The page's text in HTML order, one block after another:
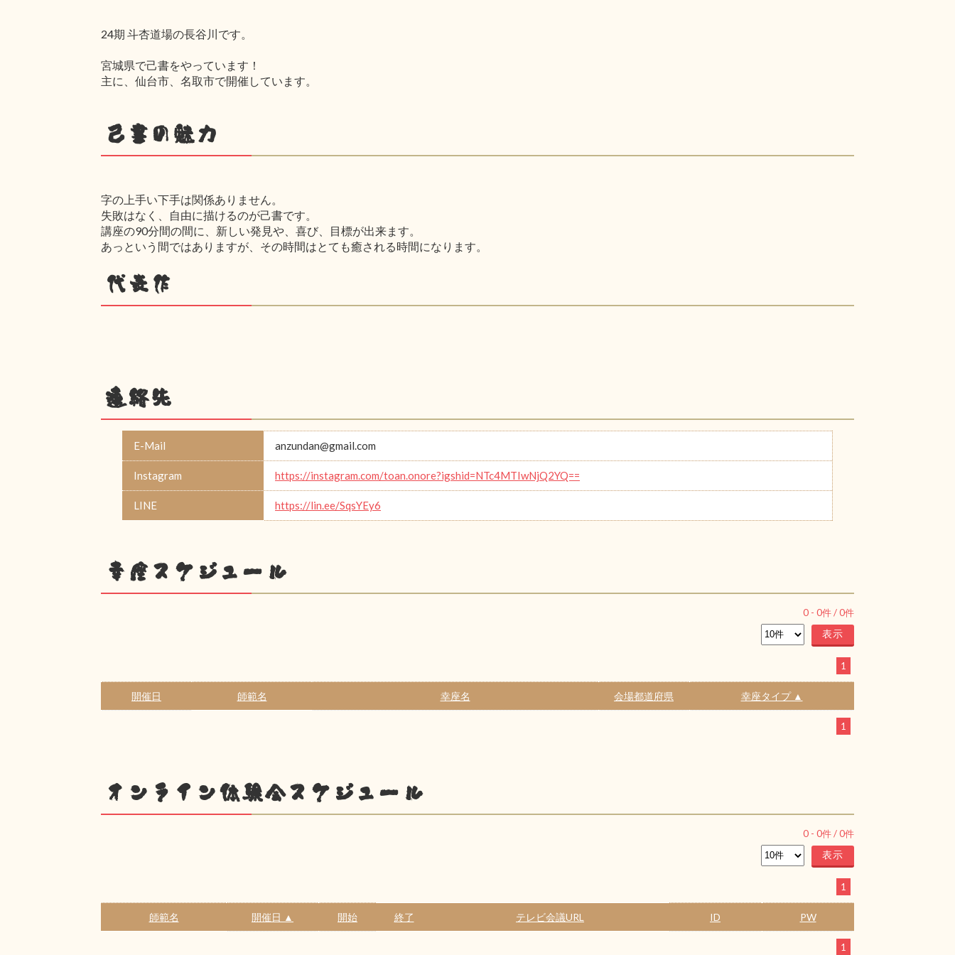
24期 斗杏道場の長谷川です。
宮城県で己書をやっています！
主に、仙台市、名取市で開催しています。
己書の魅力
字の上手い下手は関係ありません。
失敗はなく、自由に描けるのが己書です。
講座の90分間の間に、新しい発見や、喜び、目標が出来ます。
あっという間ではありますが、その時間はとても癒される時間になります。
代表作
連絡先
E-Mail anzundan@gmail.com
Instagram https://instagram.com/toan.onore?igshid=NTc4MTIwNjQ2YQ==
LINE https://lin.ee/SqsYEy6
幸座スケジュール
0 - 0件 /0件
1
開催日 師範名 幸座名 会場都道府県 幸座タイプ ▲
1
オンライン体験会スケジュール
0 - 0件 /0件
1
師範名 開催日 ▲ 開始 終了 テレビ会議URL ID PW
1